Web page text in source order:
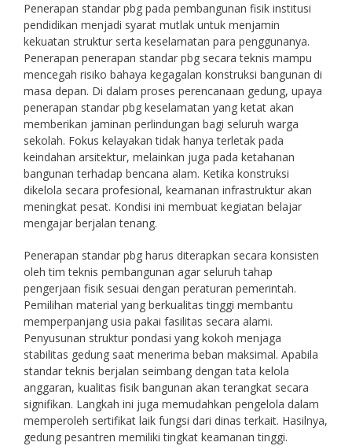
Penerapan standar pbg pada pembangunan fisik institusi
pendidikan menjadi syarat mutlak untuk menjamin
kekuatan struktur serta keselamatan para penggunanya.
Penerapan penerapan standar pbg secara teknis mampu
mencegah risiko bahaya kegagalan konstruksi bangunan di
masa depan. Di dalam proses perencanaan gedung, upaya
penerapan standar pbg keselamatan yang ketat akan
memberikan jaminan perlindungan bagi seluruh warga
sekolah. Fokus kelayakan tidak hanya terletak pada
keindahan arsitektur, melainkan juga pada ketahanan
bangunan terhadap bencana alam. Ketika konstruksi
dikelola secara profesional, keamanan infrastruktur akan
meningkat pesat. Kondisi ini membuat kegiatan belajar
mengajar berjalan tenang.
Penerapan standar pbg harus diterapkan secara konsisten
oleh tim teknis pembangunan agar seluruh tahap
pengerjaan fisik sesuai dengan peraturan pemerintah.
Pemilihan material yang berkualitas tinggi membantu
memperpanjang usia pakai fasilitas secara alami.
Penyusunan struktur pondasi yang kokoh menjaga
stabilitas gedung saat menerima beban maksimal. Apabila
standar teknis berjalan seimbang dengan tata kelola
anggaran, kualitas fisik bangunan akan terangkat secara
signifikan. Langkah ini juga memudahkan pengelola dalam
memperoleh sertifikat laik fungsi dari dinas terkait. Hasilnya,
gedung pesantren memiliki tingkat keamanan tinggi.